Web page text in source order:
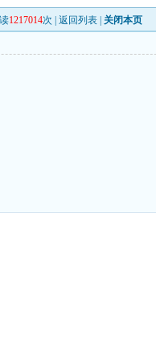
1217014次 |返回列表 关闭本页